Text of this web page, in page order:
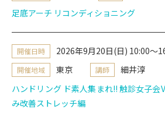
足底アーチ リコンディショニング
開催日時 2026年9月20日(日) 10:00～
開催地域 東京 講師
細井淳
ハンドリング ド素人集まれ!! 触診女子
み改善ストレッチ編